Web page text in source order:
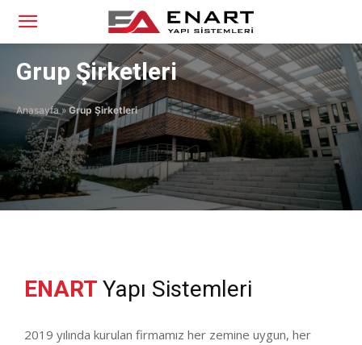
Grup Şirketleri
Anasayfa»Grup Şirketleri
ENART Yapı Sistemleri
2019 yılında kurulan firmamız her zemine uygun, her